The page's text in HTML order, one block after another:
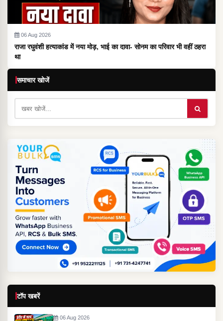
06 Aug 2026
राजा रघुवंशी हत्याकांड में नया मोड़, भाई का दावा- सोनम का परिवार भी वहीं ठहरा
था
समाचार खोजें
टॉप खबरें
06 Aug 2026